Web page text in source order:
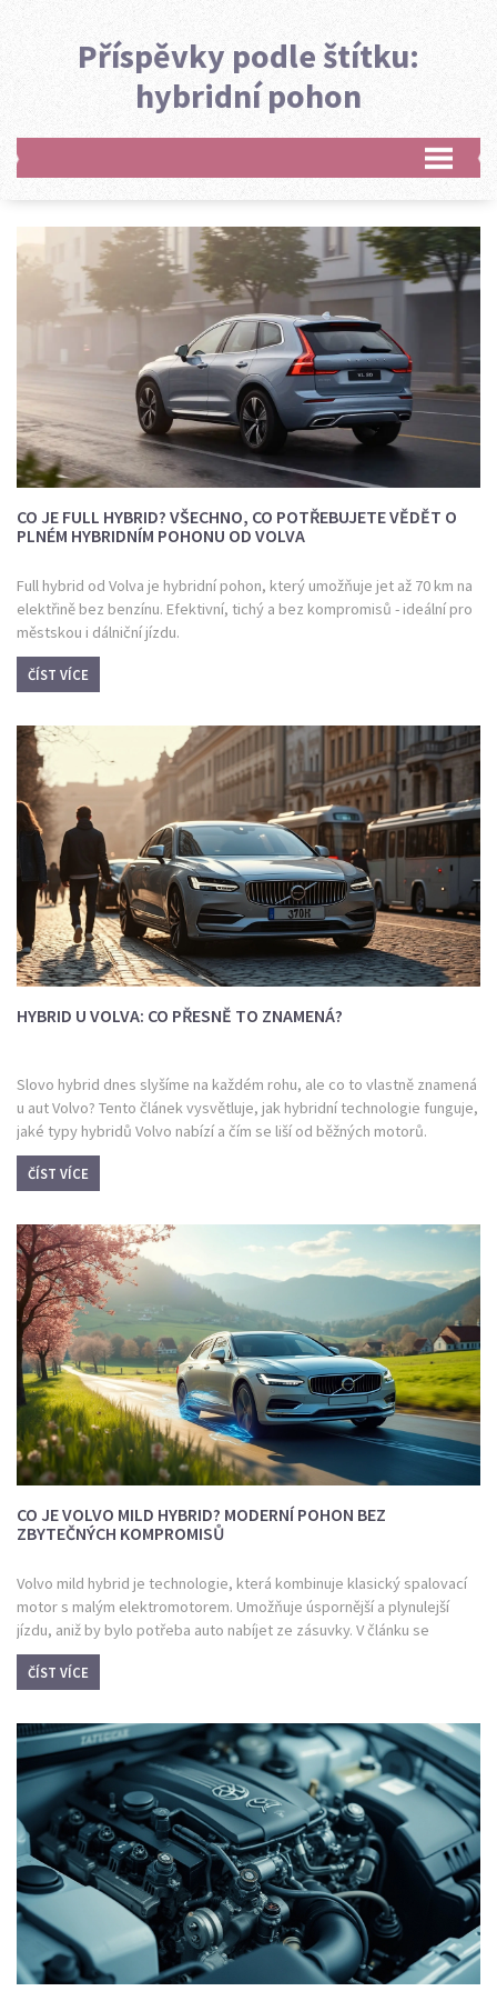
Příspěvky podle štítku:
hybridní pohon
CO JE FULL HYBRID? VŠECHNO, CO POTŘEBUJETE VĚDĚT O
PLNÉM HYBRIDNÍM POHONU OD VOLVA
Full hybrid od Volva je hybridní pohon, který umožňuje jet až 70 km na
elektřině bez benzínu. Efektivní, tichý a bez kompromisů - ideální pro
městskou i dálniční jízdu.
ČÍST VÍCE
HYBRID U VOLVA: CO PŘESNĚ TO ZNAMENÁ?
Slovo hybrid dnes slyšíme na každém rohu, ale co to vlastně znamená
u aut Volvo? Tento článek vysvětluje, jak hybridní technologie funguje,
jaké typy hybridů Volvo nabízí a čím se liší od běžných motorů.
Zjistíte, proč je hybrid zajímavou volbou pro město i dálnici, a přidám
pár tipů, jak z hybridu vytěžit maximum. Očekávejte i odpovědi na ty
ČÍST VÍCE
CO JE VOLVO MILD HYBRID? MODERNÍ POHON BEZ
ZBYTEČNÝCH KOMPROMISŮ
Volvo mild hybrid je technologie, která kombinuje klasický spalovací
motor s malým elektromotorem. Umožňuje úspornější a plynulejší
jízdu, aniž by bylo potřeba auto nabíjet ze zásuvky. V článku se
dozvíte, jak mild hybrid funguje, kdy dává smysl, a pro koho je
vhodný. Dozvíte se i tipy, jak z této technologie vytěžit maximum.
zážitků.
ČÍST VÍCE